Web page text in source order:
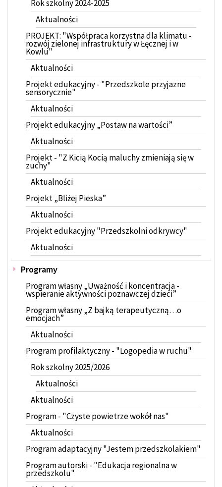
Rok szkolny 2024-2025
Aktualności
PROJEKT: "Współpraca korzystna dla klimatu -
rozwój zielonej infrastruktury w Łęcznej i w
Kowlu"
Aktualności
Projekt edukacyjny - "Przedszkole przyjazne
sensorycznie"
Aktualności
Projekt edukacyjny „Postaw na wartości”
Aktualności
Projekt - "Z Kicią Kocią maluchy zmieniają się w
zuchy"
Aktualności
Projekt „Bliżej Pieska”
Aktualności
Projekt edukacyjny "Przedszkolni odkrywcy"
Aktualności
Programy
Program własny „Uważność i koncentracja -
wspieranie aktywności poznawczej dzieci”
Program własny „Z bajką terapeutyczną…o
emocjach”
Aktualności
Program profilaktyczny - "Logopedia w ruchu"
Rok szkolny 2025/2026
Aktualności
Aktualności
Program - "Czyste powietrze wokół nas"
Aktualności
Program adaptacyjny "Jestem przedszkolakiem"
Program autorski - "Edukacja regionalna w
przedszkolu"